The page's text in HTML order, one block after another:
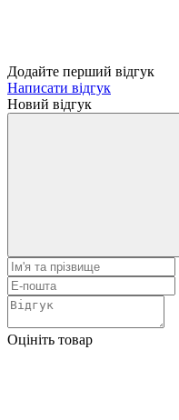
Додайте перший відгук
Написати відгук
Новий відгук
Оцініть товар